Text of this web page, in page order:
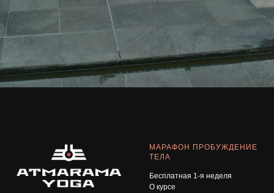
МАРАФОН ПРОБУЖДЕНИЕ
ТЕЛА
Бесплатная 1-я неделя
О курсе